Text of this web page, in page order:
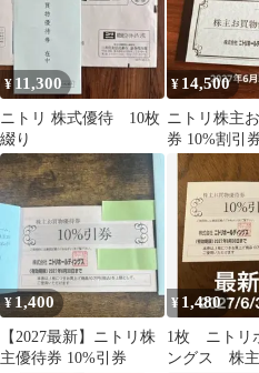
¥ 11,300
ニトリ 株式優待 10枚
綴り
¥ 14,500
ニトリ株主
券 10%割引
ット
¥1,400
【2027最新】ニトリ株
主優待券 10%引券
¥ 1,480
1枚 ニトリ
ングス 株